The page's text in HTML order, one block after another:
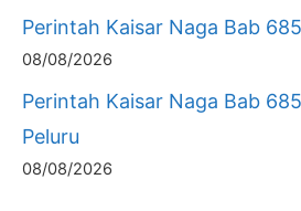
Perintah Kaisar Naga Bab
08/08/2026
Perintah Kaisar Naga Bab
Peluru
08/08/2026